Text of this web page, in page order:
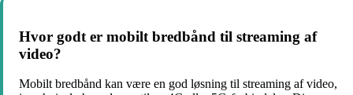
Hvor godt er mobilt bredbånd til streaming af
video?
Mobilt bredbånd kan være en god løsning til streaming af video,